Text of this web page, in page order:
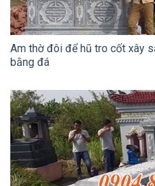
Am thờ đôi để hũ tro cốt xây
bằng đá